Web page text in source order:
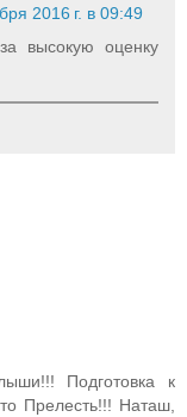
2016 г. в 09:49
высокую оценку
Подготовка к
Прелесть!!! Наташ,